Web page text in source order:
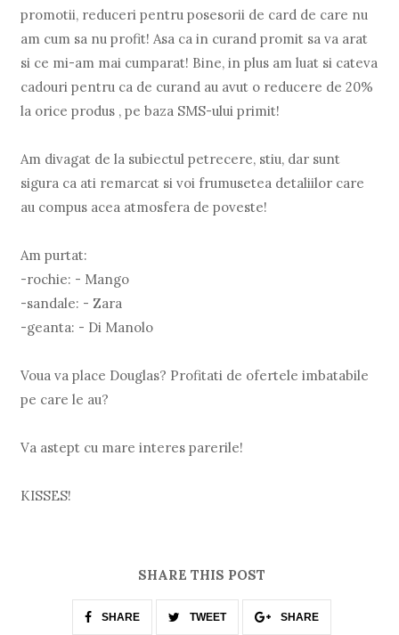
promotii, reduceri pentru posesorii de card de care nu
am cum sa nu profit! Asa ca in curand promit sa va arat
si ce mi-am mai cumparat! Bine, in plus am luat si cateva
cadouri pentru ca de curand au avut o reducere de 20%
la orice produs , pe baza SMS-ului primit!
Am divagat de la subiectul petrecere, stiu, dar sunt
sigura ca ati remarcat si voi frumusetea detaliilor care
au compus acea atmosfera de poveste!
Am purtat:
-rochie: - Mango
-sandale: - Zara
-geanta: - Di Manolo
Voua va place Douglas? Profitati de ofertele imbatabile
pe care le au?
Va astept cu mare interes parerile!
KISSES!
SHARE THIS POST
SHARE TWEET SHARE